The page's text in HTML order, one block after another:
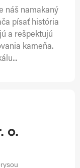
náš namakaný
písať história
a rešpektujú
kameňa.
o.